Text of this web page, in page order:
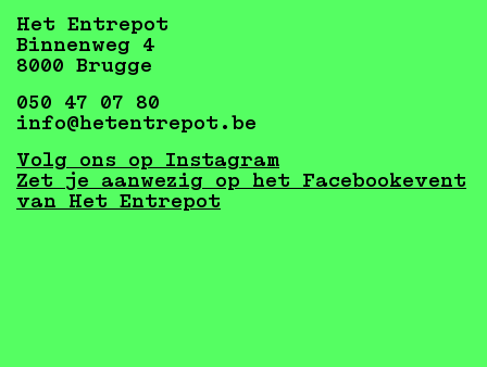
Het Entrepot
Binnenweg 4
8000 Brugge
050 47 07 80
info@hetentrepot.be
Volg ons op Instagram
Zet je aanwezig op het Facebookevent
van Het Entrepot